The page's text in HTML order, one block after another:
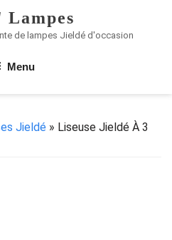
Lampes
de lampes Jieldé d'occasion
Menu
Jieldé » Liseuse Jieldé À 3